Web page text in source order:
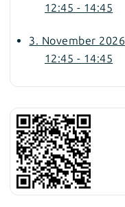
12:45 - 14:45
3. November 2026
12:45 - 14:45